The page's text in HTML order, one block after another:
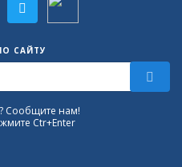
САЙТУ
Сообщите нам!
Ctr+Enter